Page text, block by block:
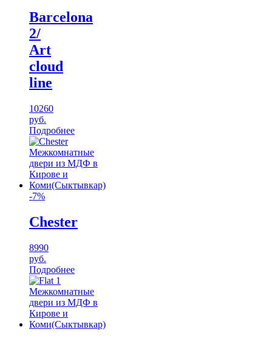
Barcelona
2/
Art
cloud
line
10260
руб.
Подробнее
-7%
Chester
8990
руб.
Подробнее